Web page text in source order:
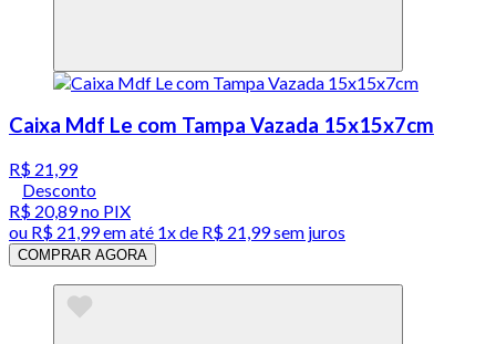
Caixa Mdf Le com Tampa Vazada 15x15x7cm
R$ 21,99
Desconto
R$ 20,89no PIX
ou R$ 21,99em até 1x de R$ 21,99sem juros
COMPRAR AGORA